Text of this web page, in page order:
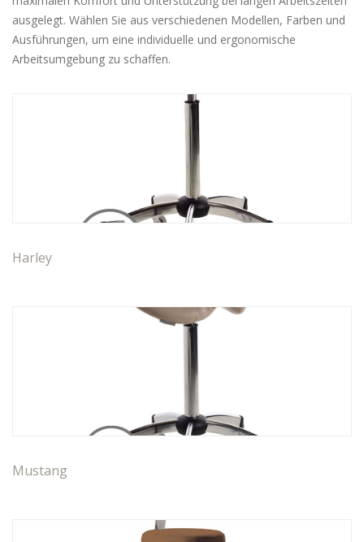
FRISEUR SPIEGEL
THEKEN
DISTRIBUTORI
ausgelegt. Wählen Sie aus verschiedenen Modellen, Farben und
Ausführungen, um eine individuelle und ergonomische
Arbeitsumgebung zu schaffen.
Harley
Mustang